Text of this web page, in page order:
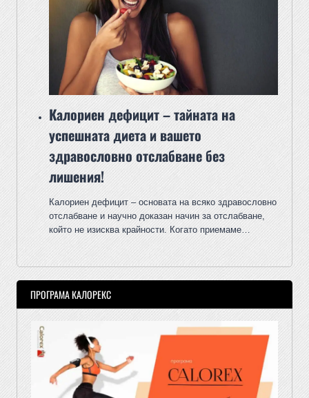
Калориен дефицит – тайната на
успешната диета и вашето
здравословно отслабване без
лишения!
Калориен дефицит – основата на всяко здравословно
отслабване и научно доказан начин за отслабване,
който не изисква крайности. Когато приемаме…
ПРОГРАМА КАЛОРЕКС